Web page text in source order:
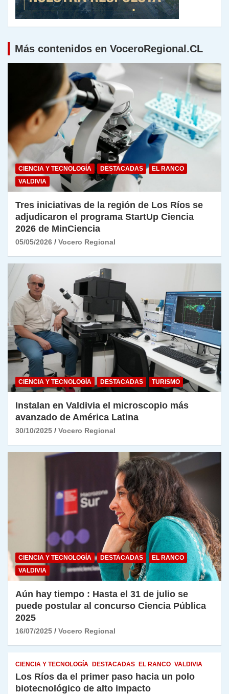
Más contenidos en VoceroRegional.CL
CIENCIA Y TECNOLOGÍA DESTACADAS
EL RANCO
VALDIVIA
Tres iniciativas de la región de Los Ríos se
adjudicaron el programa StartUp Ciencia
2026 de MinCiencia
05/05/2026 Vocero Regional
CIENCIA Y TECNOLOGÍA DESTACADAS TURISMO
Instalan en Valdivia el microscopio más
avanzado de América Latina
30/10/2025 Vocero Regional
CIENCIA Y TECNOLOGÍA DESTACADAS
EL RANCO
VALDIVIA
Aún hay tiempo : Hasta el 31 de julio se
puede postular al concurso Ciencia Pública
2025
16/07/2025 Vocero Regional
CIENCIA Y TECNOLOGÍA DESTACADAS EL RANCO VALDIVIA
Los Ríos da el primer paso hacia un polo
biotecnológico de alto impacto